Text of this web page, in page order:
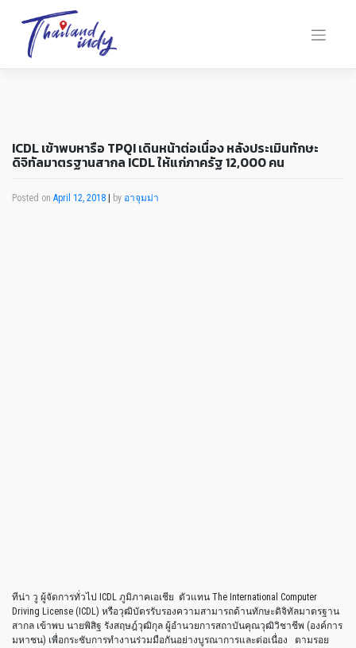
ICDL เข้าพบหารือ TPQI เดินหน้าต่อเนื่อง หลังประเมินทักษะ
ดิจิทัลมาตรฐานสากล ICDL ให้แก่ภาครัฐ 12,000 คน
Posted on April 12, 2018 by อาจุมม่า
ทีน่า วู ผู้จัดการทั่วไป ICDL ภูมิภาคเอเชีย ตัวแทน The International Computer
Driving License (ICDL) หรือวุฒิบัตรรับรองความสามารถด้านทักษะดิจิทัลมาตรฐาน
สากล เข้าพบ นายพิสิฐ รังสฤษฎ์วุฒิกุล ผู้อำนวยการสถาบันคุณวุฒิวิชาชีพ (องค์การ
มหาชน) เพื่อกระชับการทำงานร่วมมือกันอย่างบูรณาการและต่อเนื่อง ตามรอย